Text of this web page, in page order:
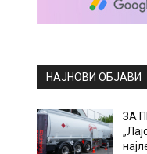
НАЈНОВИ ОБЈАВИ
ЗА